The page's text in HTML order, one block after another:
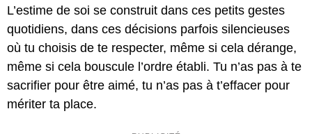
L’estime de soi se construit dans ces petits gestes
quotidiens, dans ces décisions parfois silencieuses
où tu choisis de te respecter, même si cela dérange,
même si cela bouscule l’ordre établi. Tu n’as pas à te
sacrifier pour être aimé, tu n’as pas à t’effacer pour
mériter ta place.